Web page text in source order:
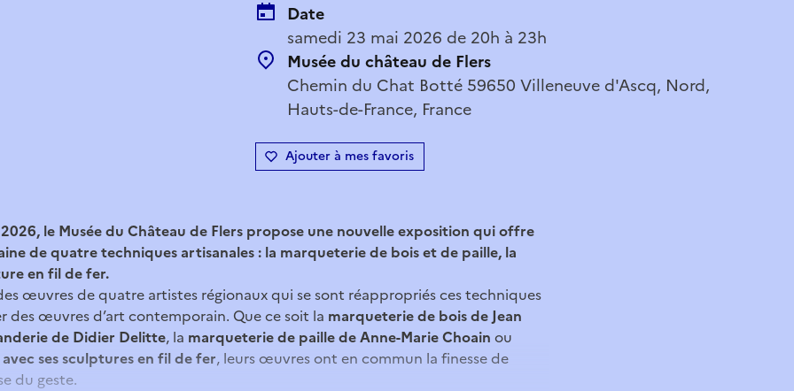
Date
samedi 23 mai 2026 de 20h à 23h
Musée du château de Flers
Chemin du Chat Botté 59650 Villeneuve d'Ascq, Nord,
Hauts-de-France, France
Ajouter à mes favoris
le Musée du Château de Flers propose une nouvelle exposition qui offre
de quatre techniques artisanales : la marqueterie de bois et de paille, la
en fil de fer.
œuvres de quatre artistes régionaux qui se sont réappropriés ces techniques
des œuvres d’art contemporain. Que ce soit la marqueterie de bois de Jean
de Didier Delitte, la marqueterie de paille de Anne-Marie Choain ou
ses sculptures en fil de fer, leurs œuvres ont en commun la finesse de
du geste.